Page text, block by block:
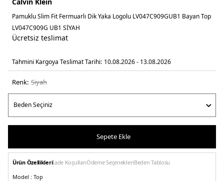
Pamuklu Slim Fit Fermuarlı Dik Yaka Logolu LV047C909GUB1 Bayan Top
LV047C909G UB1 SİYAH
Ücretsiz teslimat
Tahmini Kargoya Teslimat Tarihi: 10.08.2026 - 13.08.2026
Renk: si̇yah
Sepete Ekle
Ürün Özellikleriİade KoşullarıÖdeme SeçenekleriBeden Tablosu
Model : Top